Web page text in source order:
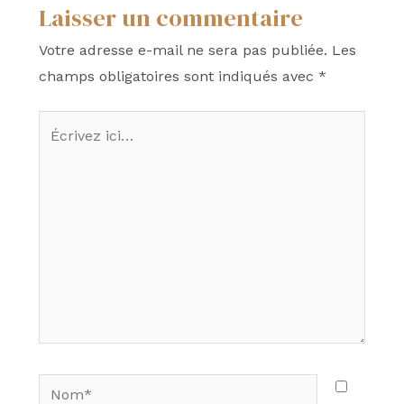
Laisser un commentaire
Votre adresse e-mail ne sera pas publiée. Les
champs obligatoires sont indiqués avec *